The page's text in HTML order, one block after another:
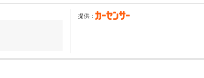
提供：